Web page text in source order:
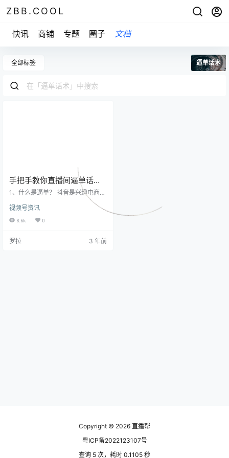
ZBB.COOL
快讯 商铺 专题 圈子 文档
全部标签 逼单话术
手把手教你直播间逼单话
术！
1、什么是逼单？ 抖音是兴趣电商，
我们不是缺产品用，才来抖音刷直
播间买产品，而是偶然刷到一个直
播间，喜欢这个产品，喜欢这个主
人格，就得让别人推你一把。 比如
视频号资讯
8.6k 0
罗拉 3 年前
Copyright © 2026 直播帮
粤ICP备2022123107号
查询 5 次，耗时 0.1105 秒